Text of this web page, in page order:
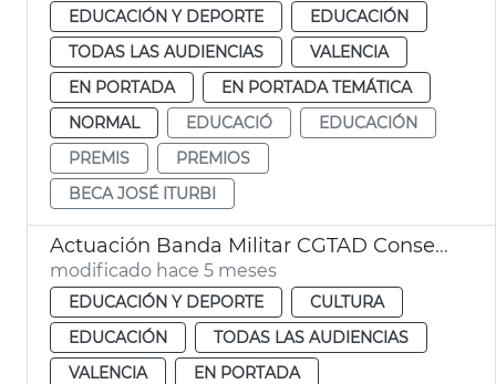
EDUCACIÓN Y DEPORTE
EDUCACIÓN
TODAS LAS AUDIENCIAS
VALENCIA
EN PORTADA
EN PORTADA TEMÁTICA
NORMAL
EDUCACIÓ
EDUCACIÓN
PREMIS
PREMIOS
BECA JOSÉ ITURBI
Actuación Banda Militar CGTAD Conservatorio municipal José Iturbi
modificado hace 5 meses
EDUCACIÓN Y DEPORTE
CULTURA
EDUCACIÓN
TODAS LAS AUDIENCIAS
VALENCIA
EN PORTADA